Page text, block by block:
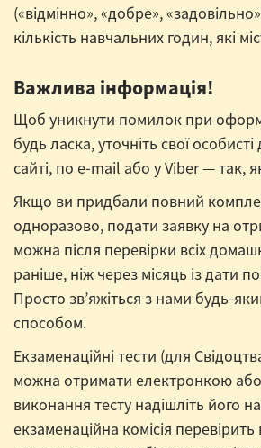
(«відмінно», «добре»,
кількість навчальних годин, які
Важлива інформація!
Щоб уникнути помилок при
будь ласка, уточніть свої особисті
сайті, по e-mail або у Viber — так,
Якщо ви придбали повний
одноразово, подати заявку на
можна після перевірки всіх
раніше, ніж через місяць із дати
Просто зв’яжіться з нами будь-
способом.
Екзаменаційні тести (для
можна отримати електронкою
виконання тесту надішліть його
екзаменаційна комісія